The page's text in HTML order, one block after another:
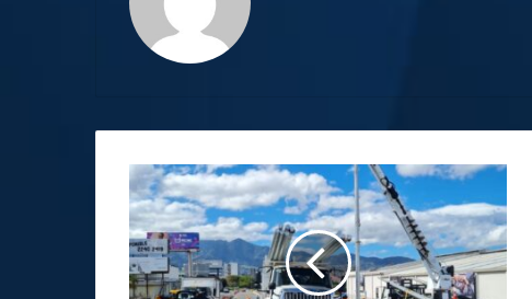
¡Atención!
Cerrarán
carril
de
Circunvalación
Norte